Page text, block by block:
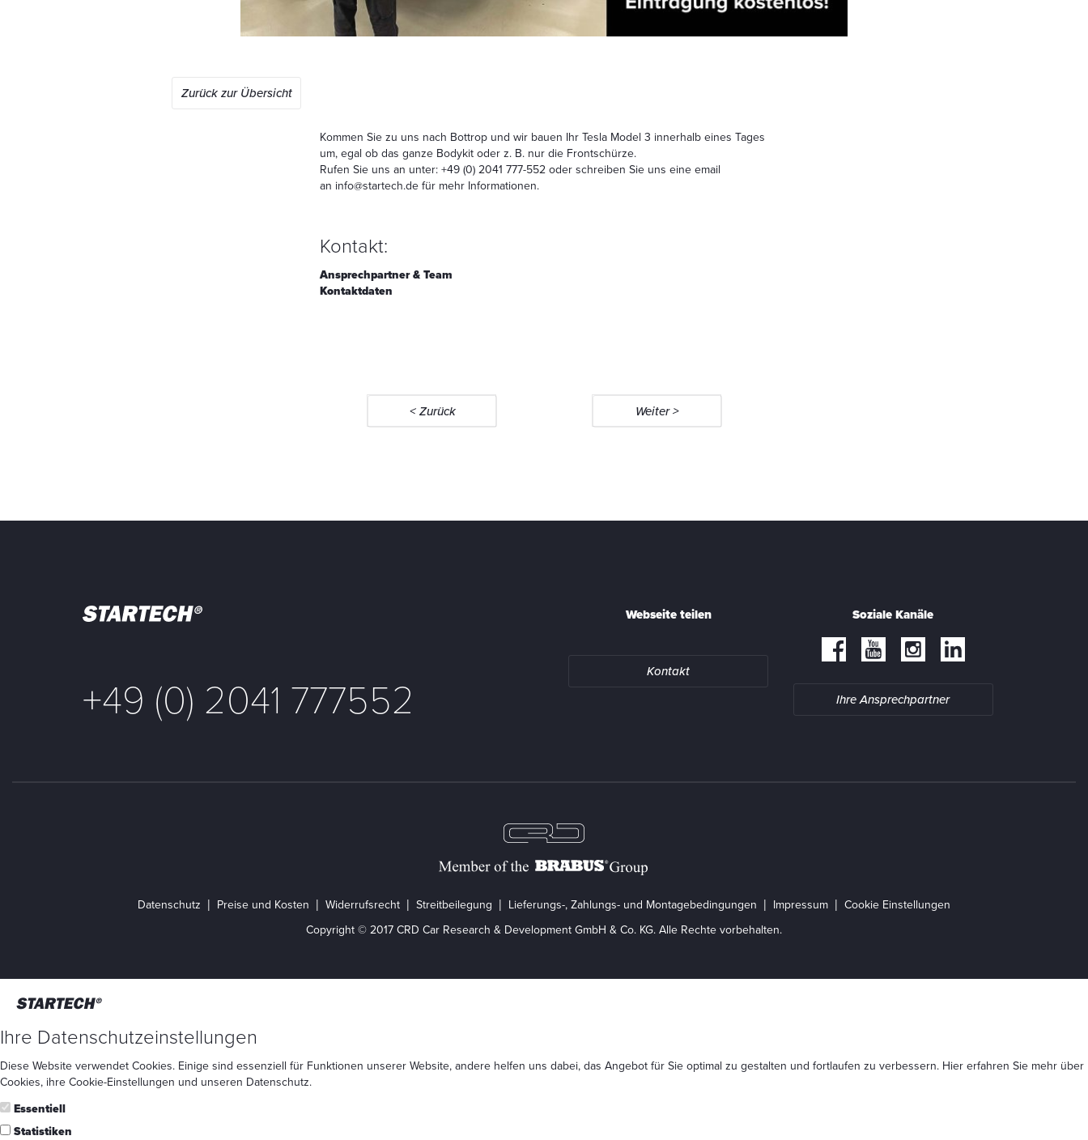
Zurück zur Übersicht
Kommen Sie zu uns nach Bottrop und wir bauen Ihr Tesla Model 3 innerhalb eines Tages
um, egal ob das ganze Bodykit oder z. B. nur die Frontschürze.
Rufen Sie uns an unter: +49 (0) 2041 777-552 oder schreiben Sie uns eine email
an info@startech.defür mehr Informationen.
Kontakt:
Ansprechpartner & Team
Kontaktdaten
< Zurück Weiter >
+49 (0) 2041 777552
Webseite teilen
Kontakt
Soziale Kanäle
Ihre Ansprechpartner
Datenschutz Preise und Kosten Widerrufsrecht Streitbeilegung Lieferungs-, Zahlungs- und Montagebedingungen Impressum
Cookie Einstellungen
Copyright © 2017 CRD Car Research & Development GmbH & Co. KG. Alle Rechte vorbehalten.
Ihre Datenschutzeinstellungen
Diese Website verwendet Cookies. Einige sind essenziell für Funktionen unserer Website, andere helfen uns dabei, das Angebot für Sie optimal zu gestalten und fortlaufen zu verbessern. Hier erfahren Sie mehr über
Cookies, ihre Cookie-Einstellungen und unseren Datenschutz.
Essentiell
Statistiken